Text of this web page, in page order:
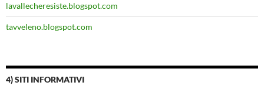
lavallecheresiste.blogspot.com
tavveleno.blogspot.com
4) SITI INFORMATIVI